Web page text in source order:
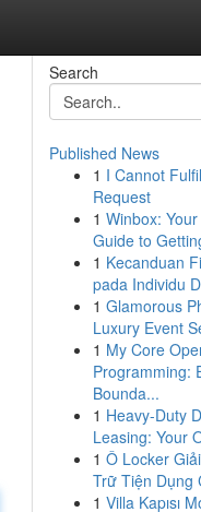
Search
Published News
1 I Cannot
Request
1 Winbox:
Guide to
1 Kecanduan
pada Individu
1 Glamorous
Luxury Event
1 My Core
Programming:
Bounda...
1 Heavy-Duty
Leasing: Your
1 Ô Locker
Trữ Tiện Dụng
1 Villa Kapısı